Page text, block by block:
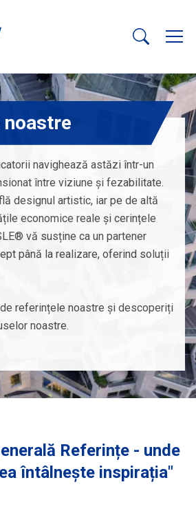
noastre
navighează astăzi într-un
între viziune și fezabilitate.
designul artistic, iar pe de altă
economice reale și cerințele
vă susține ca un partener
până la realizare, oferind soluții
referințele noastre și descoperiți
noastre.
Referințe - unde
întâlnește inspirația"